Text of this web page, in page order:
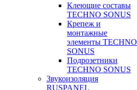
Клеющие составы
TECHNO SONUS
Крепеж и
монтажные
элементы TECHNO
SONUS
Подрозетники
TECHNO SONUS
Звукоизоляция
RUSPANEL